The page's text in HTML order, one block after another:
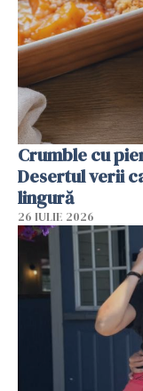
Crumble cu
Desertul verii
lingură
26 IULIE 2026